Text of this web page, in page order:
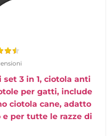
set 3 in 1, ciotola anti
per gatti, include
ciotola cane, adatto
e per tutte le razze di